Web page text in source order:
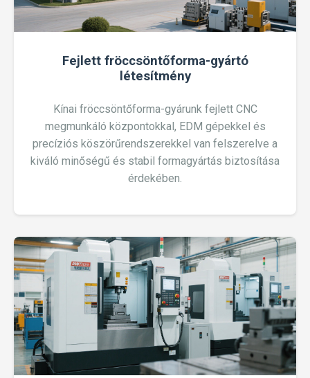
Fejlett fröccsöntőforma-gyártó
létesítmény
Kínai fröccsöntőforma-gyárunk fejlett CNC
megmunkáló központokkal, EDM gépekkel és
precíziós köszörűrendszerekkel van felszerelve a
kiváló minőségű és stabil formagyártás biztosítása
érdekében.